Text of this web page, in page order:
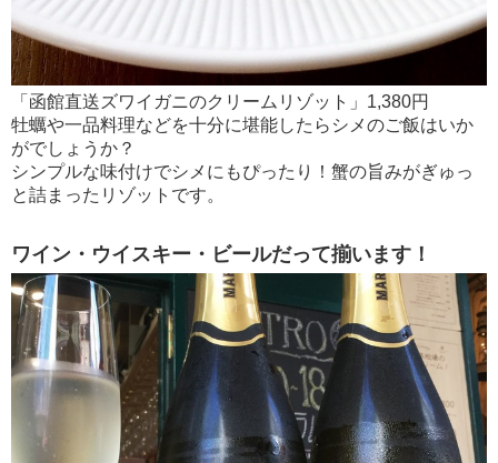
「函館直送ズワイガニのクリームリゾット」1,380円
牡蠣や一品料理などを十分に堪能したらシメのご飯はいか
がでしょうか？
シンプルな味付けでシメにもぴったり！蟹の旨みがぎゅっ
と詰まったリゾットです。
ワイン・ウイスキー・ビールだって揃います！